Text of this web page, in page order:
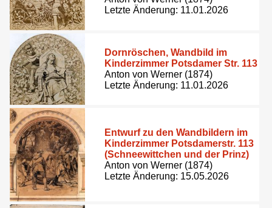
Letzte Änderung: 11.01.2026
Dornröschen, Wandbild im
Kinderzimmer Potsdamer Str. 113
Anton von Werner (1874)
Letzte Änderung: 11.01.2026
Entwurf zu den Wandbildern im
Kinderzimmer Potsdamerstr. 113
(Schneewittchen und der Prinz)
Anton von Werner (1874)
Letzte Änderung: 15.05.2026